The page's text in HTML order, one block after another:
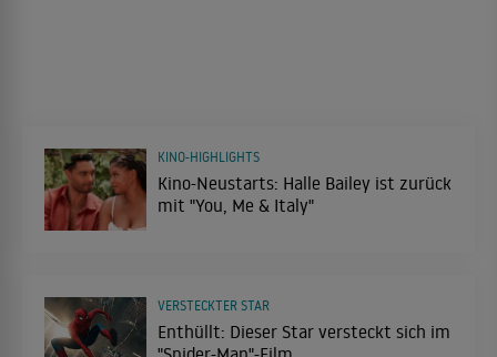
Kino-Neustarts: Halle Bailey ist zurück
mit "You, Me & Italy"
KINO-HIGHLIGHTS
Enthüllt: Dieser Star versteckt sich im
VERSTECKTER STAR